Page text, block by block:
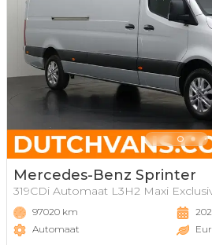
Mercedes-Benz Sprinter
319CDi Automaat L3H2 Maxi
97020 km
Automaat